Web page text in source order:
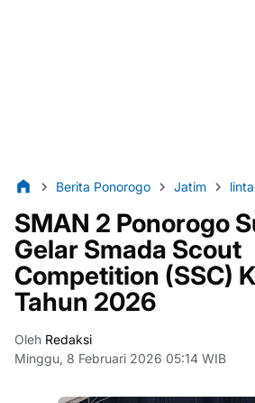
Berita Ponorogo Jatim
SMAN 2 Ponorogo
Gelar Smada Scout
Competition (SSC)
Tahun 2026
Oleh Redaksi
Minggu, 8 Februari 2026 05:14 WIB